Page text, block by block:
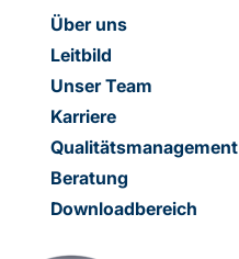
Über uns
Leitbild
Unser Team
Karriere
Qualitätsmanagement
Beratung
Downloadbereich